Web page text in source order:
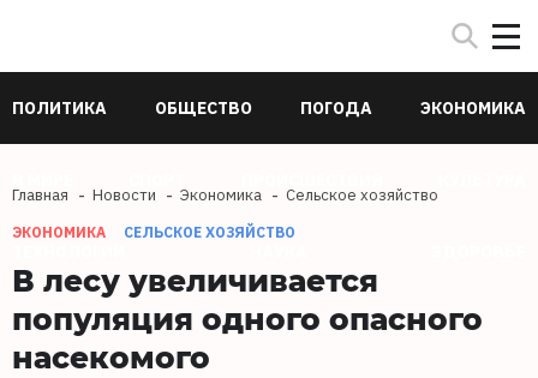
ПОЛИТИКА ОБЩЕСТВО ПОГОДА ЭКОНОМИКА
Главная Новости Экономика Сельское хозяйство
ЭКОНОМИКА СЕЛЬСКОЕ ХОЗЯЙСТВО
В лесу увеличивается
популяция одного опасного
насекомого